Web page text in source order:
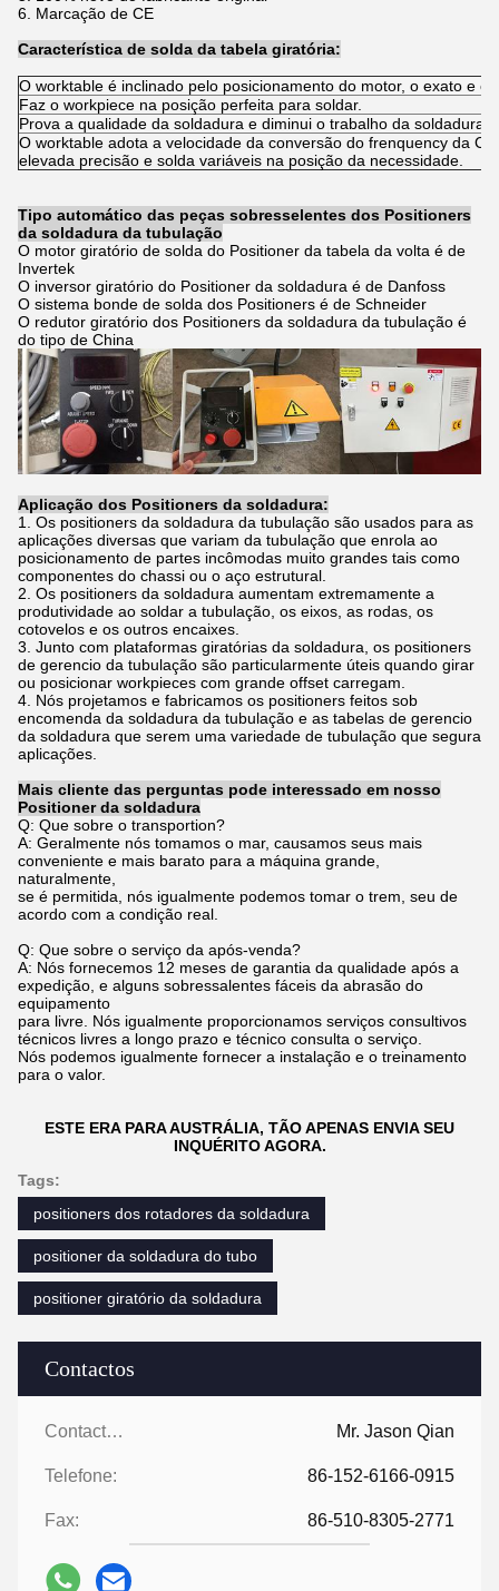
Contactos
Contactos: Mr. Jason Qian
Telefone: 86-152-6166-0915
Fax: 86-510-8305-2771
6. Marcação de CE
Característica de solda da tabela giratória:
O worktable é inclinado pelo posicionamento do motor, o exato e o
Faz o workpiece na posição perfeita para soldar.
Prova a qualidade da soldadura e diminui o trabalho da soldadura
O worktable adota a velocidade da conversão do frenquency da
elevada precisão e solda variáveis na posição da necessidade.
Tipo automático das peças sobresselentes dos Positioners
da soldadura da tubulação
O motor giratório de solda do Positioner da tabela da volta é de
Invertek
O inversor giratório do Positioner da soldadura é de Danfoss
O sistema bonde de solda dos Positioners é de Schneider
O redutor giratório dos Positioners da soldadura da tubulação é
do tipo de China
Aplicação dos Positioners da soldadura:
1. Os positioners da soldadura da tubulação são usados para as
aplicações diversas que variam da tubulação que enrola ao
posicionamento de partes incômodas muito grandes tais como
componentes do chassi ou o aço estrutural.
2. Os positioners da soldadura aumentam extremamente a
produtividade ao soldar a tubulação, os eixos, as rodas, os
cotovelos e os outros encaixes.
3. Junto com plataformas giratórias da soldadura, os positioners
de gerencio da tubulação são particularmente úteis quando girar
ou posicionar workpieces com grande offset carregam.
4. Nós projetamos e fabricamos os positioners feitos sob
encomenda da soldadura da tubulação e as tabelas de gerencio
da soldadura que serem uma variedade de tubulação que segura
aplicações.
Mais cliente das perguntas pode interessado em nosso
Positioner da soldadura
Q: Que sobre o transportion?
A: Geralmente nós tomamos o mar, causamos seus mais
conveniente e mais barato para a máquina grande,
naturalmente,
se é permitida, nós igualmente podemos tomar o trem, seu de
acordo com a condição real.
Q: Que sobre o serviço da após-venda?
A: Nós fornecemos 12 meses de garantia da qualidade após a
expedição, e alguns sobressalentes fáceis da abrasão do
equipamento
para livre. Nós igualmente proporcionamos serviços consultivos
técnicos livres a longo prazo e técnico consulta o serviço.
Nós podemos igualmente fornecer a instalação e o treinamento
para o valor.
ESTE ERA PARA AUSTRÁLIA, TÃO APENAS ENVIA SEU
INQUÉRITO AGORA.
Tags:
positioners dos rotadores da soldadura
positioner da soldadura do tubo
positioner giratório da soldadura